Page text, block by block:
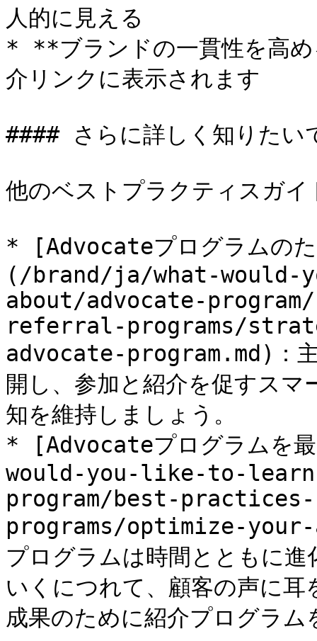
人的に見える
* **ブランドの一貫性を高
介リンクに表示されます
#### さらに詳しく知りたい
他のベストプラクティスガ
* [Advocateプログラムの
(/brand/ja/what-
about/advocate-
referral-programs/
advocate-program.md)：主
開し、参加と紹介を促すス
知を維持しましょう。
* [Advocateプログラム
would-you-like-to-
program/best-
programs/optimize-your-
プログラムは時間とともに
いくにつれて、顧客の声に
成果のために紹介プログラ